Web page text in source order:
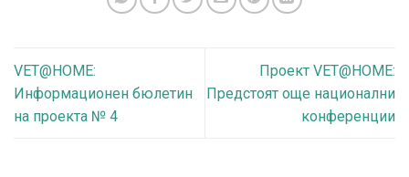
VET@HOME:
Информационен бюлетин
на проекта № 4
Проект VET@HOME:
Предстоят още национални
конференции